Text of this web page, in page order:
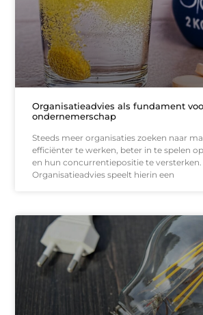
Organisatieadvies als fundament
ondernemerschap
Steeds meer organisaties zoeken naar
efficiënter te werken, beter in te spelen
en hun concurrentiepositie te versterken.
Organisatieadvies speelt hierin een